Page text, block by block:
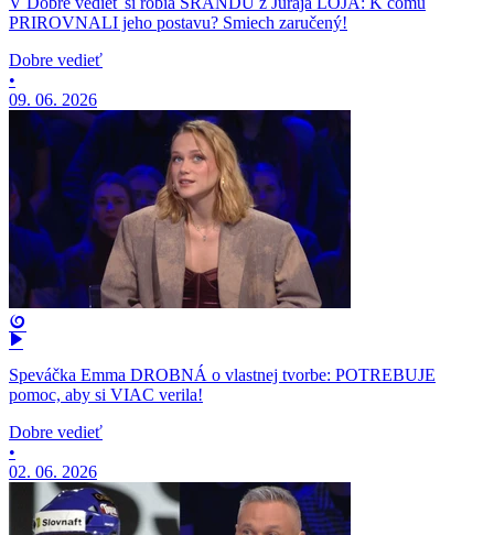
PRIROVNALI jeho postavu? Smiech zaručený!
Dobre vedieť
•
09. 06. 2026
Speváčka Emma DROBNÁ o vlastnej tvorbe: POTREBUJE
pomoc, aby si VIAC verila!
Dobre vedieť
•
02. 06. 2026